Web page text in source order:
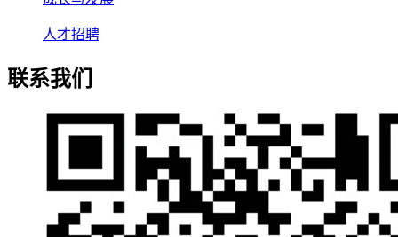
人才招聘
联系我们